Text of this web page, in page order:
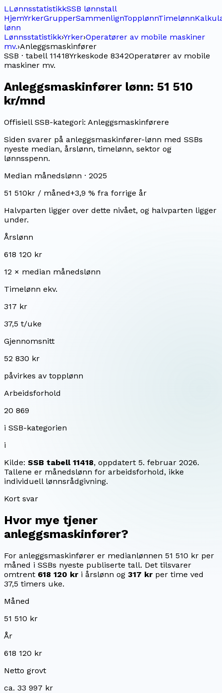
LLønnsstatistikkSSB lønnstall
HjemYrkerGrupperSammenlignTopplønnTimelønn
lønn
Lønnsstatistikk›Yrker›Operatører av mobile maskiner
mv.›Anleggsmaskinfører
SSB · tabell 11418Yrkeskode 8342Operatører av mobile
maskiner mv.
Anleggsmaskinfører lønn: 51 510
kr/mnd
Offisiell SSB-kategori: Anleggsmaskinførere
Siden svarer på anleggsmaskinfører-lønn med SSBs
nyeste median, årslønn, timelønn, sektor og
lønnsspenn.
Median månedslønn · 2025
51 510kr / måned+3,9 % fra forrige år
Halvparten ligger over dette nivået, og halvparten ligger
under.
Årslønn
618 120 kr
12 × median månedslønn
Timelønn ekv.
317 kr
37,5 t/uke
Gjennomsnitt
52 830 kr
påvirkes av topplønn
Arbeidsforhold
20 869
i SSB-kategorien
i
Kilde: SSB tabell 11418, oppdatert 5. februar 2026.
Tallene er månedslønn for arbeidsforhold, ikke
individuell lønnsrådgivning.
Kort svar
Hvor mye tjener
anleggsmaskinfører?
For anleggsmaskinfører er medianlønnen 51 510 kr per
måned i SSBs nyeste publiserte tall. Det tilsvarer
omtrent 618 120 kr i årslønn og 317 kr per time ved
37,5 timers uke.
Måned
51 510 kr
År
618 120 kr
Netto grovt
ca. 33 997 kr